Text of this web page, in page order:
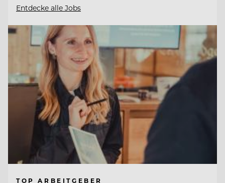
Entdecke alle Jobs
TOP ARBEITGEBER